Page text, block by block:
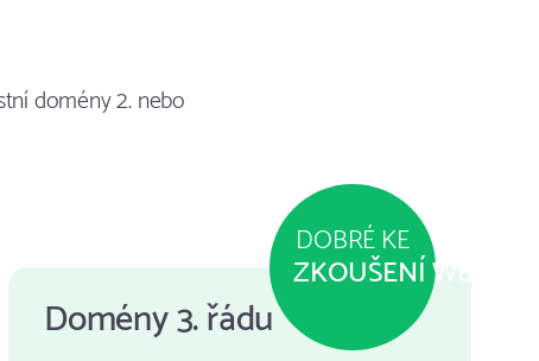
domény 2. nebo
Domény 3. řádu
DOBRÉ KE
ZKOUŠENÍ WEBU